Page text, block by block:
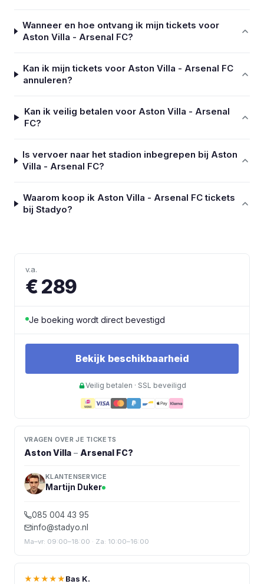
Wanneer en hoe ontvang ik mijn tickets voor
Aston Villa - Arsenal FC?
Kan ik mijn tickets voor Aston Villa - Arsenal FC
annuleren?
Kan ik veilig betalen voor Aston Villa - Arsenal
FC?
Is vervoer naar het stadion inbegrepen bij Aston
Villa - Arsenal FC?
Waarom koop ik Aston Villa - Arsenal FC tickets
bij Stadyo?
v.a.
€ 289
Je boeking wordt direct bevestigd
Bekijk beschikbaarheid
Veilig betalen · SSL beveiligd
VRAGEN OVER JE TICKETS
Aston Villa – Arsenal FC?
KLANTENSERVICE
Martijn Duker
085 004 43 95
info@stadyo.nl
Ma–vr: 09:00–18:00 · Za: 10:00–16:00
★★★★★Bas K.